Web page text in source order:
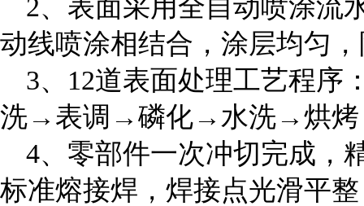
2、表面采用全自动喷涂流
动线喷涂相结合，涂层均匀
3、12道表面处理工艺程
洗→表调→磷化→水洗→烘
4、零部件一次冲切完成，
标准熔接焊，焊接点光滑平